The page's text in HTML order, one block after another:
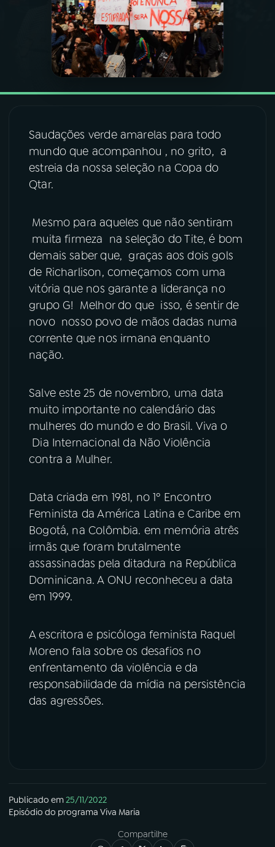
PODCASTS
VIDEOCASTS
07ÚLTIMAS
08FESTIVAL DE MÚSICA
ACOMPANHE A RÁDIO NACIONAL
Instagram
TikTok
Saudações verde amarelas para todo
mundo que acompanhou , no grito, a
estreia da nossa seleção na Copa do
Qtar.
Mesmo para aqueles que não sentiram
muita firmeza na seleção do Tite, é bom
demais saber que, graças aos dois gols
de Richarlison, começamos com uma
vitória que nos garante a liderança no
grupo G! Melhor do que isso, é sentir de
novo nosso povo de mãos dadas numa
corrente que nos irmana enquanto
nação.
Salve este 25 de novembro, uma data
muito importante no calendário das
mulheres do mundo e do Brasil. Viva o
Dia Internacional da Não Violência
contra a Mulher.
Data criada em 1981, no 1º Encontro
Feminista da América Latina e Caribe em
Bogotá, na Colômbia. em memória atrês
irmãs que foram brutalmente
assassinadas pela ditadura na República
Dominicana. A ONU reconheceu a data
em 1999.
A escritora e psicóloga feminista Raquel
Moreno fala sobre os desafios no
enfrentamento da violência e da
responsabilidade da mídia na persistência
das agressões.
Publicado em25/11/2022
Episódio do programa Viva Maria
Compartilhe